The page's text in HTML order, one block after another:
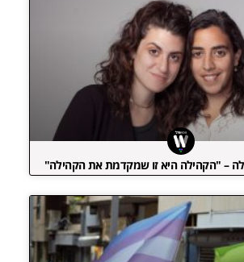
– "הקהילה היא זו שמקדמת את הקהילה"